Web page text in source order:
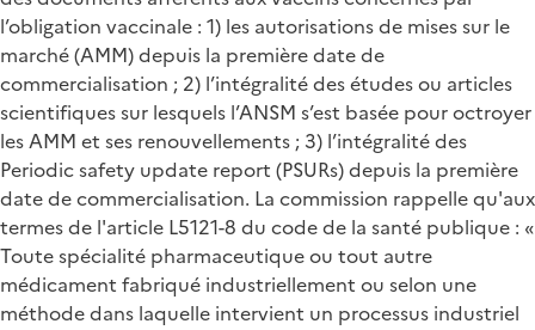
l’obligation vaccinale : 1) les autorisations de mises sur le
marché (AMM) depuis la première date de
commercialisation ; 2) l’intégralité des études ou articles
scientifiques sur lesquels l’ANSM s’est basée pour octroyer
les AMM et ses renouvellements ; 3) l’intégralité des
Periodic safety update report (PSURs) depuis la première
date de commercialisation. La commission rappelle qu'aux
termes de l'article L5121-8 du code de la santé publique : «
Toute spécialité pharmaceutique ou tout autre
médicament fabriqué industriellement ou selon une
méthode dans laquelle intervient un processus industriel